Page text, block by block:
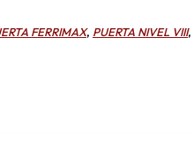
FERRIMAX, PUERTA NIVEL VIII,